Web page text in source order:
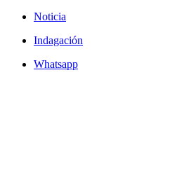
Noticia
Indagación
Whatsapp